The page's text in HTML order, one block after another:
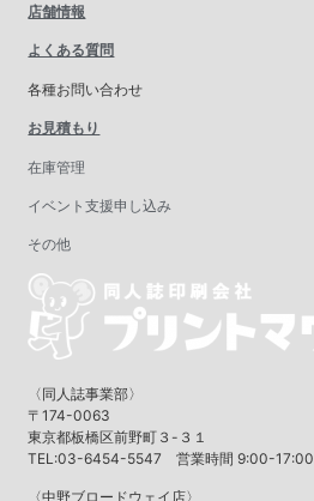
店舗情報
よくある質問
各種お問い合わせ
お見積もり
在庫管理
イベント支援申し込み
その他
〈同人誌事業部〉
〒174-0063
東京都板橋区前野町３-３１
TEL:03-6454-5547 営業時間 9:00-17:00
〈中野ブロードウェイ店〉